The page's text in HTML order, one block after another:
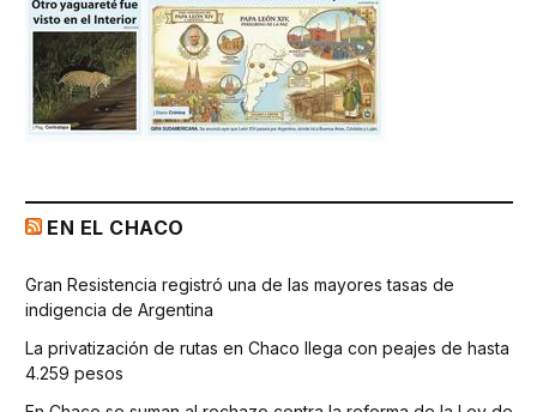
EN EL CHACO
Gran Resistencia registró una de las mayores tasas de
indigencia de Argentina
La privatización de rutas en Chaco llega con peajes de hasta
4.259 pesos